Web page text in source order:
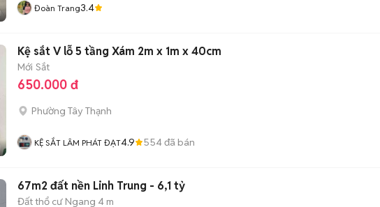
Đoàn Trang3.4
Kệ sắt V lỗ 5 tầng Xám 2m x 1m x 40cm
Mới Sắt
650.000 đ
Phường Tây Thạnh
KỆ SẮT LÂM PHÁT ĐẠT4.9 554đã bán
67m2 đất nền Linh Trung - 6,1 tỷ
Đất thổ cư Ngang 4 m